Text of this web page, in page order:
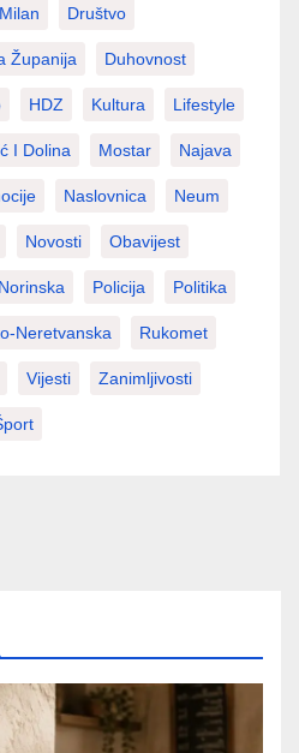
Društvo
Županija Duhovnost
HDZ Kultura Lifestyle
I Dolina Mostar Najava
Naslovnica Neum
Novosti Obavijest
Policija Politika
Neretvanska Rukomet
Vijesti Zanimljivosti